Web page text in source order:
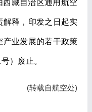
藏自治区通用航空
解释，印发之日起实
产业发展的若干政策
号）废止。
(转载自航空处)